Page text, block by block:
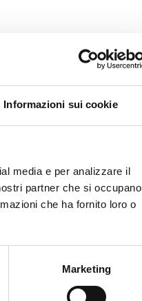
Informazioni sui cookie
media e per analizzare il
partner che si occupano
che ha fornito loro o
Marketing